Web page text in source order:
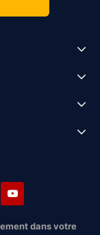
dans votre